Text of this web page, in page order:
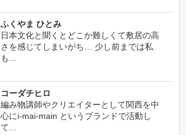
ふくやま ひとみ
日本文化と聞くとどこか難しくて敷居の高
さを感じてしまいがち… 少し前までは私
も...
コーダチヒロ
編み物講師やクリエイターとして関西を中
心にi-mai-main というブランドで活動し
て...